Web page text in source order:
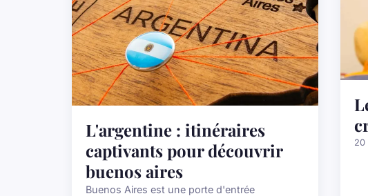
L'argentine : itinéraires
captivants pour découvrir
buenos aires
Buenos Aires est une porte d'entrée
20